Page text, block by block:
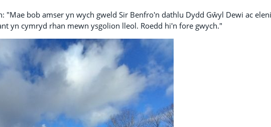
"Mae bob amser yn wych gweld Sir Benfro'n dathlu Dydd Gŵyl Dewi ac eleni
yn cymryd rhan mewn ysgolion lleol. Roedd hi'n fore gwych."